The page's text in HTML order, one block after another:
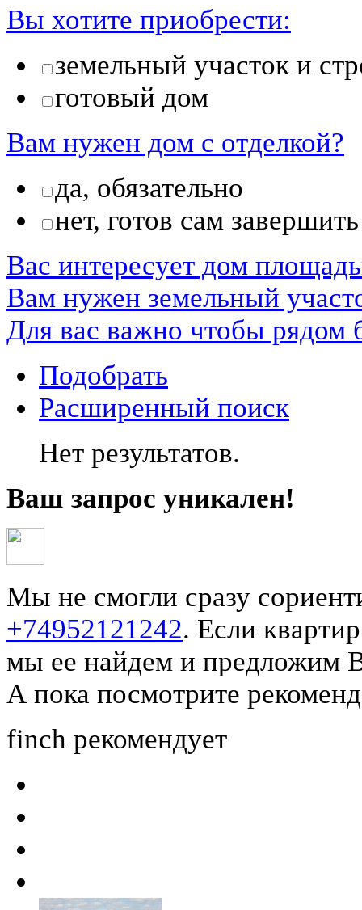
Вы хотите приобрести:
земельный участок и
готовый дом
Вам нужен дом с отделкой?
да, обязательно
нет, готов сам
Вас интересует дом
Вам нужен земельный
Для вас важно чтобы рядом
Подобрать
Расширенный поиск
Нет результатов.
Ваш запрос уникален!
Мы не смогли сразу
+74952121242. Если
мы ее найдем и предложим
А пока посмотрите
finch рекомендует